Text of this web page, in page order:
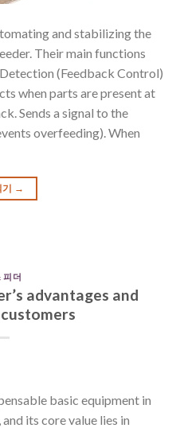
and stabilizing the
Their main functions
(Feedback Control)
when parts are present at
Sends a signal to the
overfeeding). When
기 →
피더
advantages and
basic equipment in
its core value lies in